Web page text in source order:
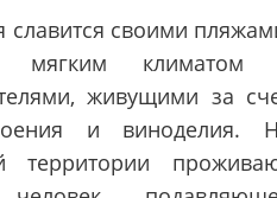
своими
мягким климатом
живущими за
и виноделия.
территории